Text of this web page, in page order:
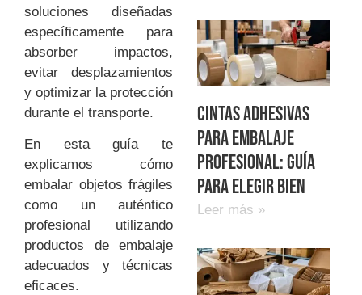
soluciones diseñadas
específicamente para
absorber impactos,
evitar desplazamientos
y optimizar la protección
durante el transporte.
En esta guía te
explicamos cómo
embalar objetos frágiles
como un auténtico
profesional utilizando
productos de embalaje
adecuados y técnicas
eficaces.
Cintas adhesivas
para embalaje
profesional: guía
para elegir bien
Leer más »